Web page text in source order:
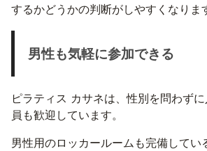
するかどうかの判断がしやすくなりま
男性も気軽に参加できる
ピラティス カサネは、性別を問わず
員も歓迎しています。
男性用のロッカールームも完備してい